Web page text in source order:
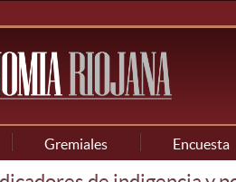
Gremiales Encuesta